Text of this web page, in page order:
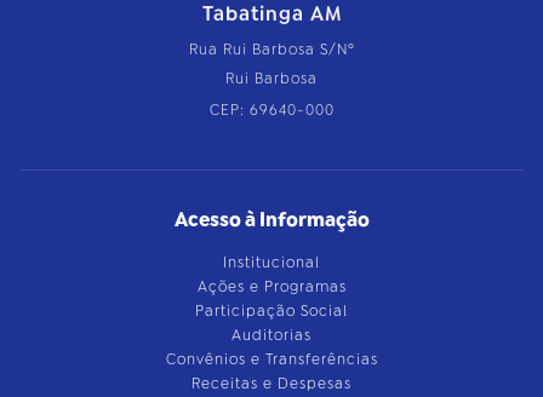
Tabatinga AM
Rua Rui Barbosa S/Nº
Rui Barbosa
CEP: 69640-000
Acesso à Informação
Institucional
Ações e Programas
Participação Social
Auditorias
Convênios e Transferências
Receitas e Despesas